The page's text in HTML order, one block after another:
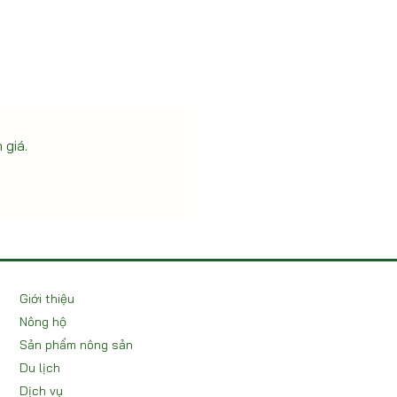
giá.
Giới thiệu
Nông hộ
Sản phẩm nông sản
Du lịch
Dịch vụ